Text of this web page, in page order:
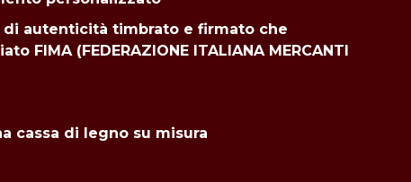
autenticità timbrato e firmato che
(FEDERAZIONE ITALIANA MERCANTI
cassa di legno su misura